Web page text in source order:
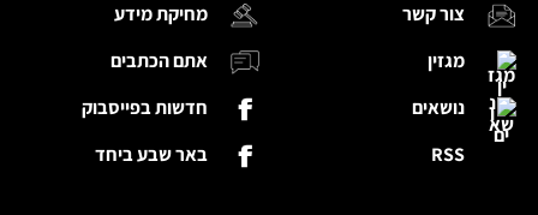
מחיקת מידע
אתם הכתבים
חדשות בפייסבוק
באר שבע ביחד
צור קשר
מגזין
נושאים
RSS